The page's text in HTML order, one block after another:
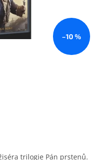
–10 %
trilogie Pán prstenů.